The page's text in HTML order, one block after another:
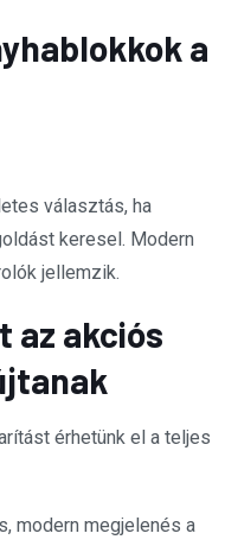
a
választás, ha
keresel. Modern
jellemzik.
az akciós
érhetünk el a teljes
modern megjelenés a